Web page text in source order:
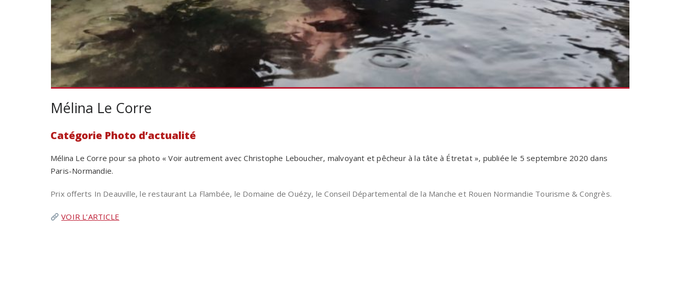
Mélina Le Corre
Catégorie Photo d’actualité
Mélina Le Corre pour sa photo « Voir autrement avec Christophe Leboucher, malvoyant et pêcheur à la tâte à Étretat », publiée le 5 septembre 2020 dans
Paris-Normandie.
Prix offerts In Deauville, le restaurant La Flambée, le Domaine de Ouézy, le Conseil Départemental de la Manche et Rouen Normandie Tourisme & Congrès.
VOIR L’ARTICLE